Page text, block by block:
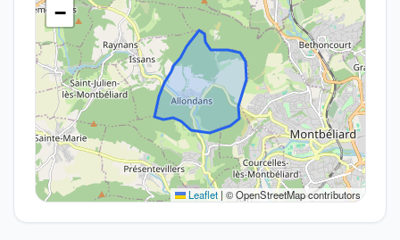
−
Leaflet | © OpenStreetMap contributors